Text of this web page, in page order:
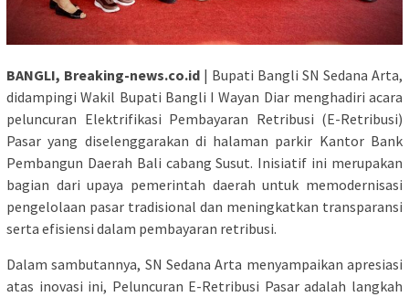
BANGLI, Breaking-news.co.id | Bupati Bangli SN Sedana Arta,
didampingi Wakil Bupati Bangli I Wayan Diar menghadiri acara
peluncuran Elektrifikasi Pembayaran Retribusi (E-Retribusi)
Pasar yang diselenggarakan di halaman parkir Kantor Bank
Pembangun Daerah Bali cabang Susut. Inisiatif ini merupakan
bagian dari upaya pemerintah daerah untuk memodernisasi
pengelolaan pasar tradisional dan meningkatkan transparansi
serta efisiensi dalam pembayaran retribusi.
Dalam sambutannya, SN Sedana Arta menyampaikan apresiasi
atas inovasi ini, Peluncuran E-Retribusi Pasar adalah langkah